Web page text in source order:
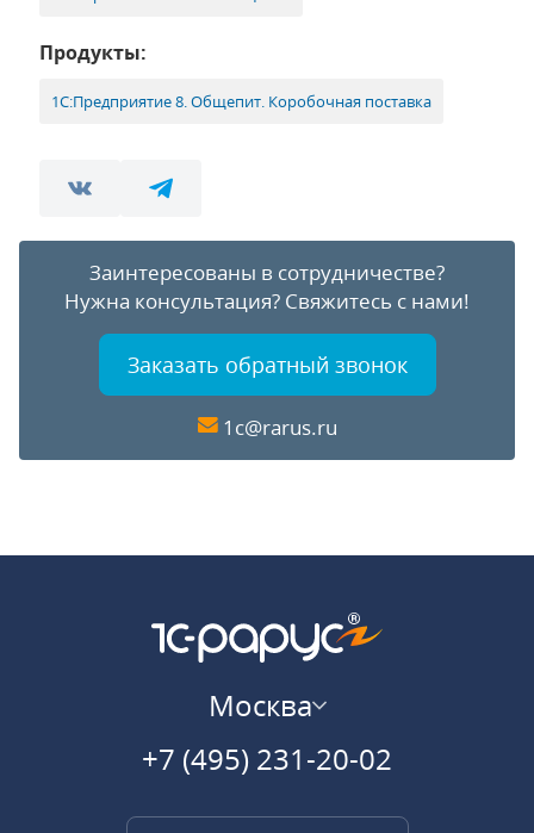
Продукты:
1С:Предприятие 8. Общепит. Коробочная поставка
Заинтересованы в сотрудничестве?
Нужна консультация? Свяжитесь с нами!
Заказать обратный звонок
1c@rarus.ru
Москва
+7 (495) 231-20-02